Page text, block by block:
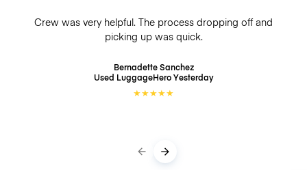
Crew was very helpful. The process dropping off and
picking up was quick.
Bernadette Sanchez
Used LuggageHeroYesterday
★★★★★